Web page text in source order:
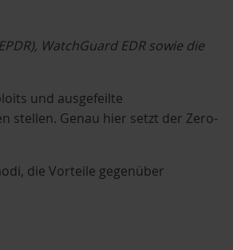
WatchGuard EDR sowie die
und ausgefeilte
stellen. Genau hier setzt der Zero-
die Vorteile gegenüber